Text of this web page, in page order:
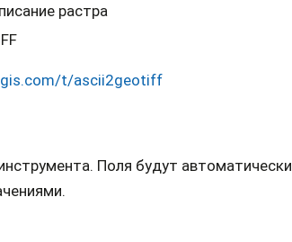
растра
t/ascii2geotiff
Поля будут автоматически